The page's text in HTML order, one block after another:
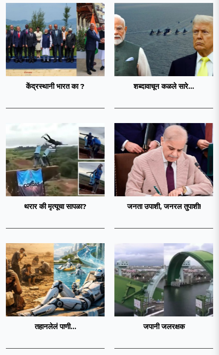
केंद्रस्थानी भारत का ? शब्दावाचून कळले सारे...
थरार की मृत्यूचा सापळा? जनता उपाशी, जनरल तुपाशी!
तहानलेलं पाणी... जपानी जलरक्षक